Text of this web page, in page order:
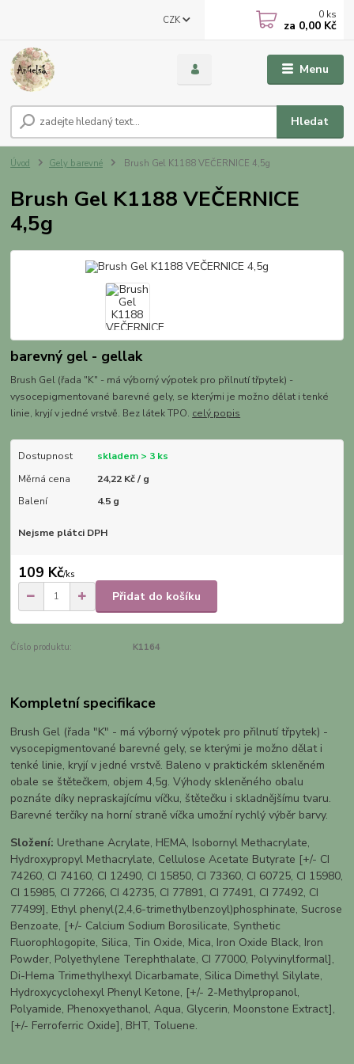
Menu
CZK
Hledat
0 ks
za 0,00 Kč
Úvod Gely barevné Brush Gel K1188 VEČERNICE 4,5g
Brush Gel K1188 VEČERNICE
4,5g
barevný gel - gellak
Brush Gel (řada "K" - má výborný výpotek pro přilnutí třpytek) -
vysocepigmentované barevné gely, se kterými je možno dělat i tenké
linie, kryjí v jedné vrstvě. Bez látek TPO. celý popis
Dostupnost
skladem > 3 ks
Měrná cena
24,22 Kč / g
Balení
4.5 g
Nejsme plátci DPH
109 Kč/ks
Přidat do košíku
Číslo produktu: K1164
Kompletní specifikace
Brush Gel (řada "K" - má výborný výpotek pro přilnutí třpytek) -
vysocepigmentované barevné gely, se kterými je možno dělat i
tenké linie, kryjí v jedné vrstvě. Baleno v praktickém skleněném
obale se štětečkem, objem 4,5g. Výhody skleněného obalu
poznáte díky nepraskajícímu víčku, štětečku i skladnějšímu tvaru.
Barevné terčíky na horní straně víčka umožní rychlý výběr barvy.
Složení: Urethane Acrylate, HEMA, Isobornyl Methacrylate,
Hydroxypropyl Methacrylate, Cellulose Acetate Butyrate [+/- CI
74260, CI 74160, CI 12490, CI 15850, CI 73360, CI 60725, CI 15980,
CI 15985, CI 77266, CI 42735, CI 77891, CI 77491, CI 77492, CI
77499], Ethyl phenyl(2,4,6-trimethylbenzoyl)phosphinate, Sucrose
Benzoate, [+/- Calcium Sodium Borosilicate, Synthetic
Fluorophlogopite, Silica, Tin Oxide, Mica, Iron Oxide Black, Iron
Powder, Polyethylene Terephthalate, CI 77000, Polyvinylformal],
Di-Hema Trimethylhexyl Dicarbamate, Silica Dimethyl Silylate,
Hydroxycyclohexyl Phenyl Ketone, [+/- 2-Methylpropanol,
Polyamide, Phenoxyethanol, Aqua, Glycerin, Moonstone Extract],
[+/- Ferroferric Oxide], BHT, Toluene.